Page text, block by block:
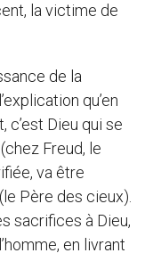
la victime de
de la
qu’en
c’est Dieu qui se
Freud, le
va être
Père des cieux).
sacrifices à Dieu,
en livrant